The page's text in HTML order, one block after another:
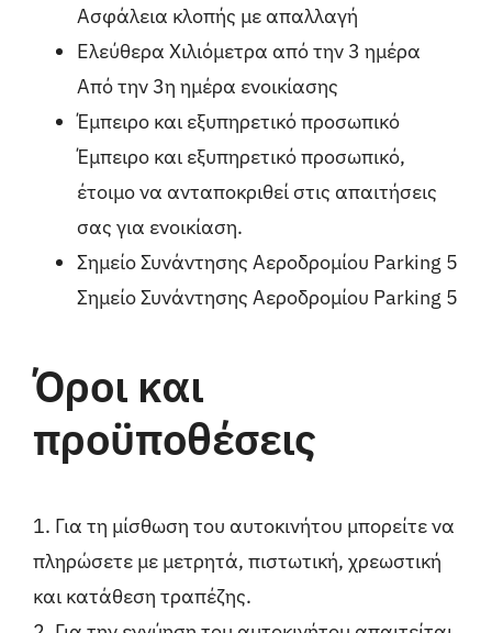
Ασφάλεια κλοπής με απαλλαγή
Ελεύθερα Χιλιόμετρα από την 3 ημέρα
Από την 3η ημέρα ενοικίασης
Έμπειρο και εξυπηρετικό προσωπικό
Έμπειρο και εξυπηρετικό προσωπικό,
έτοιμο να ανταποκριθεί στις απαιτήσεις
σας για ενοικίαση.
Σημείο Συνάντησης Αεροδρομίου Parking 5
Σημείο Συνάντησης Αεροδρομίου Parking 5
Όροι και
προϋποθέσεις
1. Για τη μίσθωση του αυτοκινήτου μπορείτε να
πληρώσετε με μετρητά, πιστωτική, χρεωστική
και κατάθεση τραπέζης.